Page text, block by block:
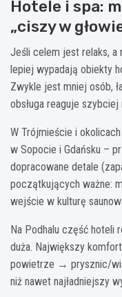
Hotele i spa:
„ciszy w
Jeśli celem jest relaks, a
lepiej wypadają obiekty
Zwykle jest mniej osób,
obsługa reaguje szybciej
W Trójmieście i
w Sopocie i Gdańsku –
dopracowane detale
początkujących ważne:
wejście w kulturę
Na Podhalu część hoteli
duża. Największy
powietrze → prysznic/
niż nawet najładniejszy